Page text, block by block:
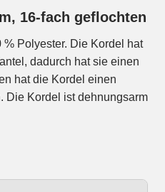
16-fach geflochten
Polyester. Die Kordel hat
dadurch hat sie einen
hat die Kordel einen
Die Kordel ist dehnungsarm